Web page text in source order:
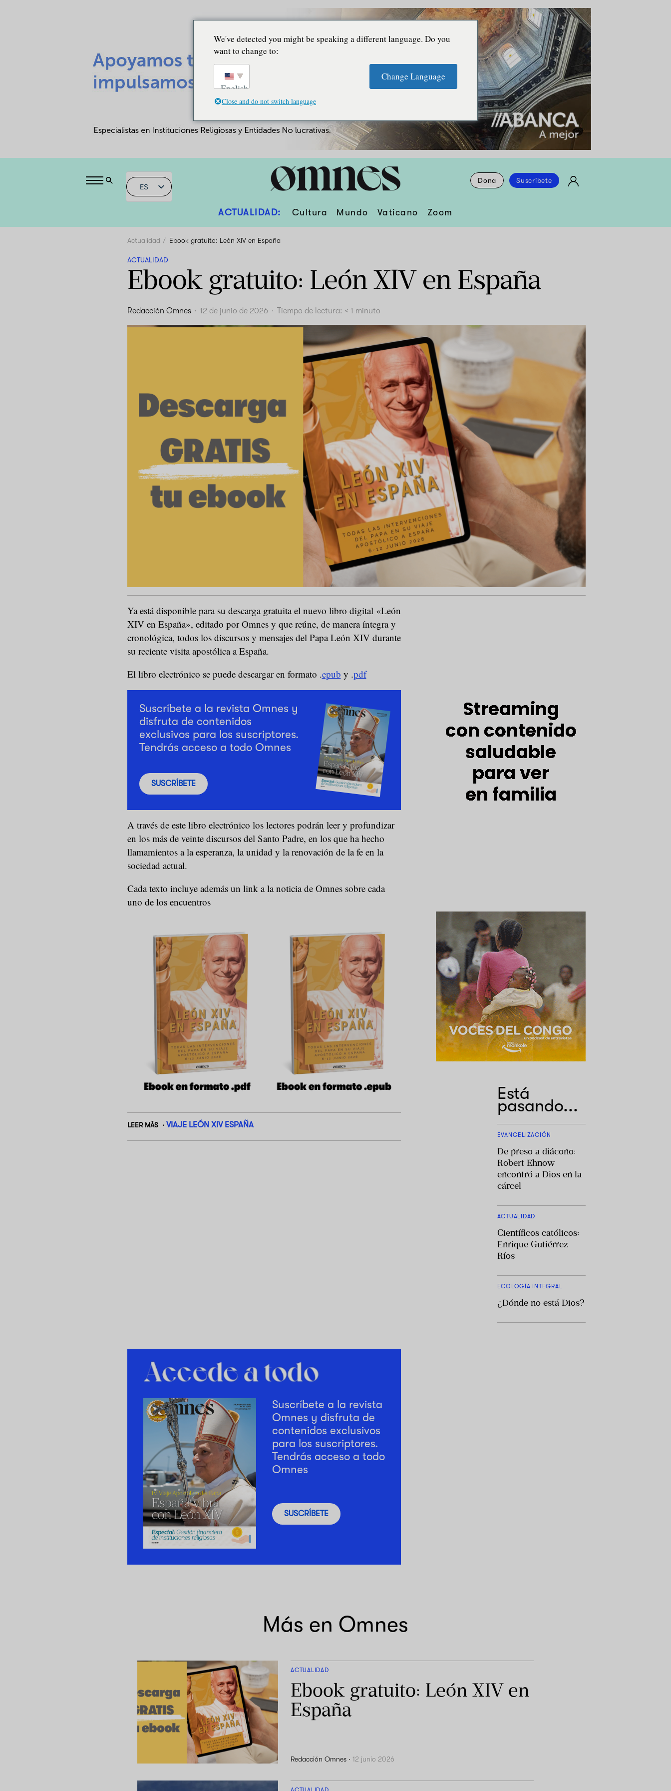
ES
Dona Suscríbete
ACTUALIDAD: Cultura Mundo Vaticano Zoom
Actualidad Ebook gratuito: León XIV en España
ACTUALIDAD
Ebook gratuito: León XIV en España
Redacción Omnes · 12 de junio de 2026 · Tiempo de lectura: < 1 minuto
Ya está disponible para su descarga gratuita el nuevo libro digital «León
XIV en España», editado por Omnes y que reúne, de manera íntegra y
cronológica, todos los discursos y mensajes del Papa León XIV durante
su reciente visita apostólica a España.
El libro electrónico se puede descargar en formato .epub y .pdf
Suscríbete a la revista Omnes y
disfruta de contenidos
exclusivos para los suscriptores.
Tendrás acceso a todo Omnes
SUSCRÍBETE
A través de este libro electrónico los lectores podrán leer y profundizar
en los más de veinte discursos del Santo Padre, en los que ha hecho
llamamientos a la esperanza, la unidad y la renovación de la fe en la
sociedad actual.
Cada texto incluye además un link a la noticia de Omnes sobre cada
uno de los encuentros
LEER MÁS VIAJE LEÓN XIV ESPAÑA
Está
pasando...
EVANGELIZACIÓN
De preso a diácono:
Robert Ehnow
encontró a Dios en la
cárcel
ACTUALIDAD
Científicos católicos:
Enrique Gutiérrez
Ríos
ECOLOGÍA INTEGRAL
¿Dónde no está Dios?
Suscríbete a la revista
Omnes y disfruta de
contenidos exclusivos
para los suscriptores.
Tendrás acceso a todo
Omnes
SUSCRÍBETE
Más en Omnes
ACTUALIDAD
Ebook gratuito: León XIV en
España
Redacción Omnes · 12 junio 2026
We've detected you might be speaking a different language. Do you
want to change to:
English
Change Language
Close and do not switch language